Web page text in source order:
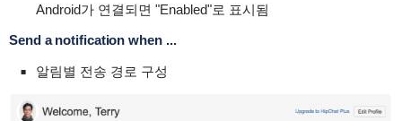
Android가 연결되면 "Enabled"로 표시됨
Send a notification when ...
알림별 전송 경로 구성